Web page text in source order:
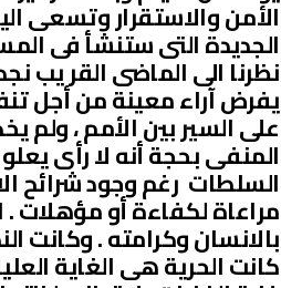
الأمن والاستقرار وتسعى
الجديدة التى ستنشأ فى
نظرنا الى الماضى القر يب
يفرض آراء معينة من أجل
على السير بين الأمم ،
المنفى بحجة أنه لا رأى
السلطات رغم وجود شرائح
مراعاة لكفاءة أو مؤهلات
بالانسان وكرامته . وكانت
كانت الحرية هى الغاية